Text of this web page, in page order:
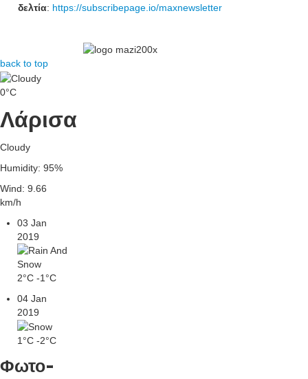
δελτία: https://subscribepage.io/maxnewsletter
back to top
0°C
Λάρισα
Cloudy
Humidity: 95%
Wind: 9.66
km/h
03 Jan
2019
2°C -1°C
04 Jan
2019
1°C -2°C
Φωτο-